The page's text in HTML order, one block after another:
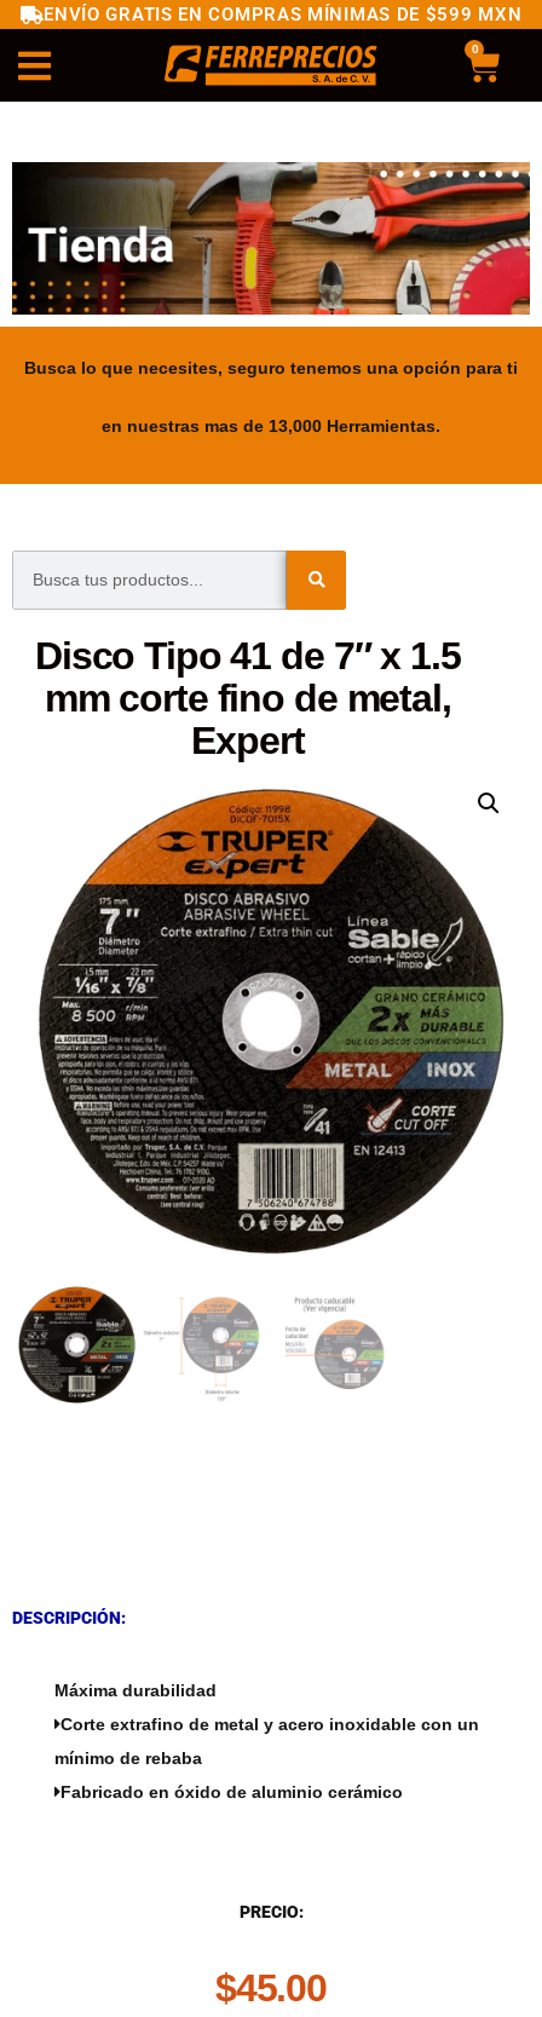
ENVÍO GRATIS EN COMPRAS MÍNIMAS DE $599 MXN
0
Busca lo que necesites, seguro tenemos una opción para ti
en nuestras mas de 13,000 Herramientas.
Disco Tipo 41 de 7″ x 1.5
mm corte fino de metal,
Expert
DESCRIPCIÓN:
Máxima durabilidad
Corte extrafino de metal y acero inoxidable con un
mínimo de rebaba
Fabricado en óxido de aluminio cerámico
PRECIO:
$45.00